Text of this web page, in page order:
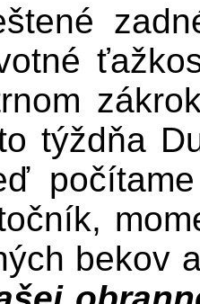
týždňa
bekov